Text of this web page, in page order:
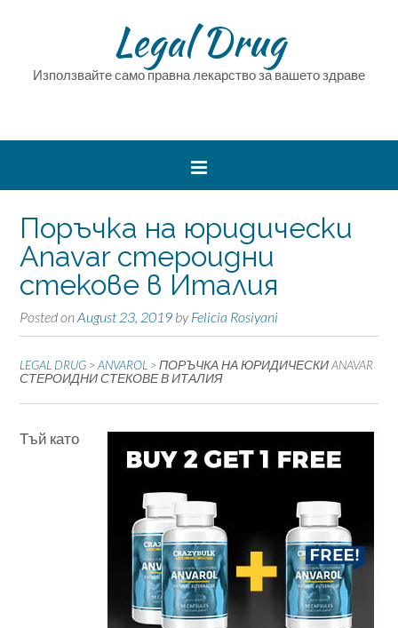
Legal Drug
Използвайте само правна лекарство за вашето здраве
Поръчка на юридически
Anavar стероидни
стекове в Италия
Posted onAugust 23, 2019 byFelicia Rosiyani
LEGAL DRUG >ANVAROL >ПОРЪЧКА НА ЮРИДИЧЕСКИ ANAVAR
СТЕРОИДНИ СТЕКОВЕ В ИТАЛИЯ
Тъй като